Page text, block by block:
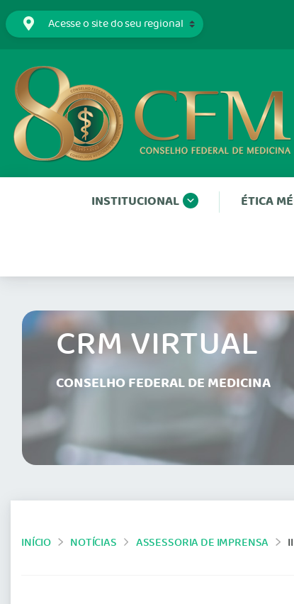
INSTITUCIONAL ÉTICA
CRM VIRTUAL
CONSELHO FEDERAL DE MEDICINA
INÍCIO NOTÍCIAS ASSESSORIA DE IMPRENSA